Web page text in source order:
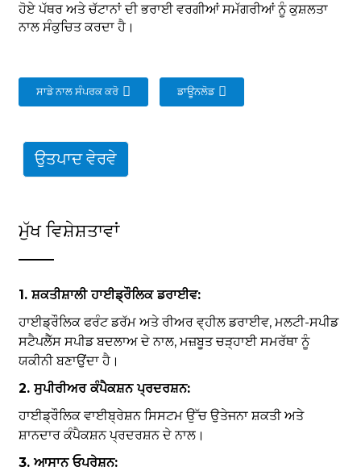
ਹੋਏ ਪੱਥਰ ਅਤੇ ਚੱਟਾਨਾਂ ਦੀ ਭਰਾਈ ਵਰਗੀਆਂ ਸਮੱਗਰੀਆਂ ਨੂੰ ਕੁਸ਼ਲਤਾ
ਨਾਲ ਸੰਕੁਚਿਤ ਕਰਦਾ ਹੈ।
ਸਾਡੇ ਨਾਲ ਸੰਪਰਕ ਕਰੋ ਡਾਊਨਲੋਡ
ਉਤਪਾਦ ਵੇਰਵੇ
ਮੁੱਖ ਵਿਸ਼ੇਸ਼ਤਾਵਾਂ
1. ਸ਼ਕਤੀਸ਼ਾਲੀ ਹਾਈਡ੍ਰੌਲਿਕ ਡਰਾਈਵ:
ਹਾਈਡ੍ਰੌਲਿਕ ਫਰੰਟ ਡਰੱਮ ਅਤੇ ਰੀਅਰ ਵ੍ਹੀਲ ਡਰਾਈਵ, ਮਲਟੀ-ਸਪੀਡ
ਸਟੈਪਲੈੱਸ ਸਪੀਡ ਬਦਲਾਅ ਦੇ ਨਾਲ, ਮਜ਼ਬੂਤ ​​ਚੜ੍ਹਾਈ ਸਮਰੱਥਾ ਨੂੰ
ਯਕੀਨੀ ਬਣਾਉਂਦਾ ਹੈ।
2. ਸੁਪੀਰੀਅਰ ਕੰਪੈਕਸ਼ਨ ਪ੍ਰਦਰਸ਼ਨ:
ਹਾਈਡ੍ਰੌਲਿਕ ਵਾਈਬ੍ਰੇਸ਼ਨ ਸਿਸਟਮ ਉੱਚ ਉਤੇਜਨਾ ਸ਼ਕਤੀ ਅਤੇ
ਸ਼ਾਨਦਾਰ ਕੰਪੈਕਸ਼ਨ ਪ੍ਰਦਰਸ਼ਨ ਦੇ ਨਾਲ।
3. ਆਸਾਨ ਓਪਰੇਸ਼ਨ: